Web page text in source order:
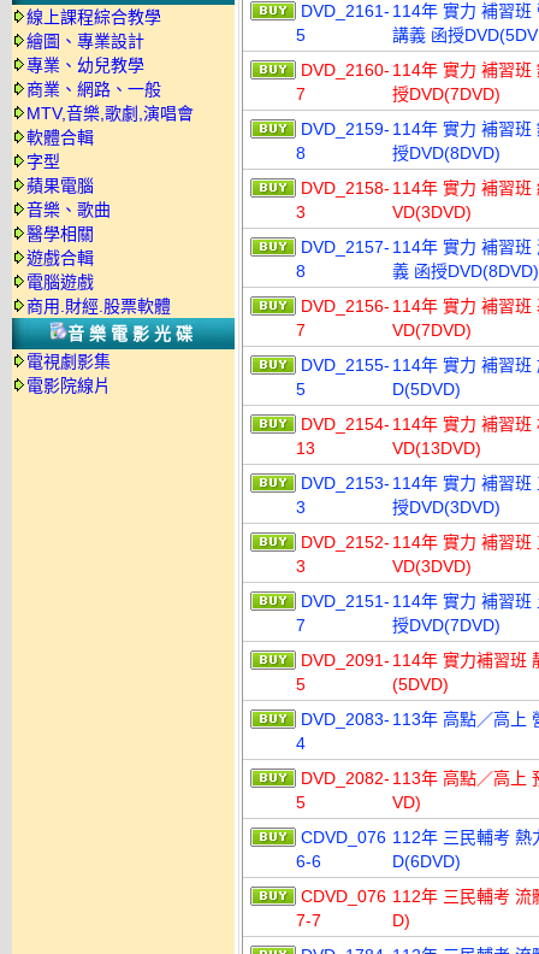
線上課程綜合教學
繪圖、專業設計
專業、幼兒教學
商業、網路、一般
MTV,音樂,歌劇,演唱會
軟體合輯
字型
蘋果電腦
音樂、歌曲
醫學相關
遊戲合輯
電腦遊戲
商用.財經.股票軟體
音樂電影光碟
電視劇影集
電影院線片
DVD_2161-
5
114年 實力 補習班
講義 函授
DVD_2160-
7
114年 實力 補習班
授DVD(7DVD)
DVD_2159-
8
114年 實力 補習班
授DVD(8DVD)
DVD_2158-
3
114年 實力 補習班
VD(3DVD)
DVD_2157-
8
114年 實力 補習班
義 函授DVD(8DVD)
DVD_2156-
7
114年 實力 補習班
VD(7DVD)
DVD_2155-
5
114年 實力 補習班
D(5DVD)
DVD_2154-
13
114年 實力 補習班
VD(13DVD)
DVD_2153-
3
114年 實力 補習班
授DVD(3DVD)
DVD_2152-
3
114年 實力 補習班
VD(3DVD)
DVD_2151-
7
114年 實力 補習班
授DVD(7DVD)
DVD_2091-
5
114年 實力補習班
(5DVD)
DVD_2083-
4
113年 高點／高上
DVD_2082-
5
113年 高點／高上
VD)
CDVD_076
6-6
112年 三民輔考 熱
D(6DVD)
CDVD_076
7-7
112年 三民輔考 流
D)